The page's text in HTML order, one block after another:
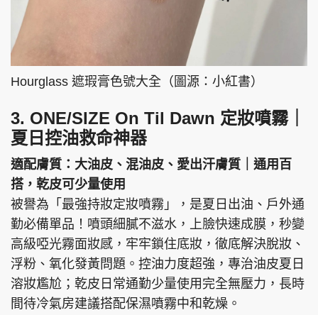
Hourglass 遮瑕膏色號大全（圖源：小紅書）
3. ONE/SIZE On Til Dawn 定妝噴霧｜
夏日控油救命神器
適配膚質：大油皮、混油皮、愛出汗膚質｜通用百
搭，乾皮可少量使用
被譽為「最強持妝定妝噴霧」，是夏日出油、戶外通
勤必備單品！噴頭細膩不滋水，上臉快速成膜，秒變
高級啞光霧面妝感，牢牢鎖住底妝，徹底解決脫妝、
浮粉、氧化發黃問題。控油力度超強，專治油皮夏日
溶妝尷尬；乾皮日常通勤少量使用完全無壓力，長時
間待冷氣房建議搭配保濕噴霧中和乾燥。